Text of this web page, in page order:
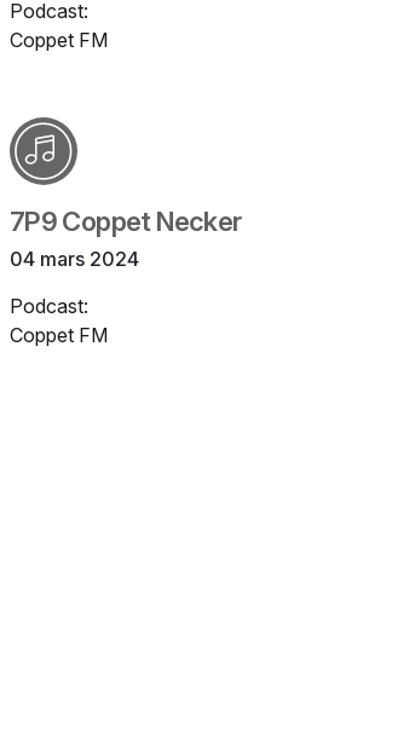
Podcast:
Coppet FM
7P9 Coppet Necker
04 mars 2024
Podcast:
Coppet FM